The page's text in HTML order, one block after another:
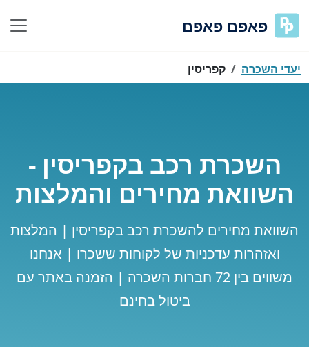
פאפם פאפם
יעדי השכרה קפריסין
השכרת רכב בקפריסין -
השוואת מחירים והמלצות
השוואת מחירים להשכרת רכב בקפריסין | המלצות
ואזהרות עדכניות של לקוחות ששכרו | אנחנו
משווים בין 72 חברות השכרה | הזמנה באתר עם
ביטול בחינם